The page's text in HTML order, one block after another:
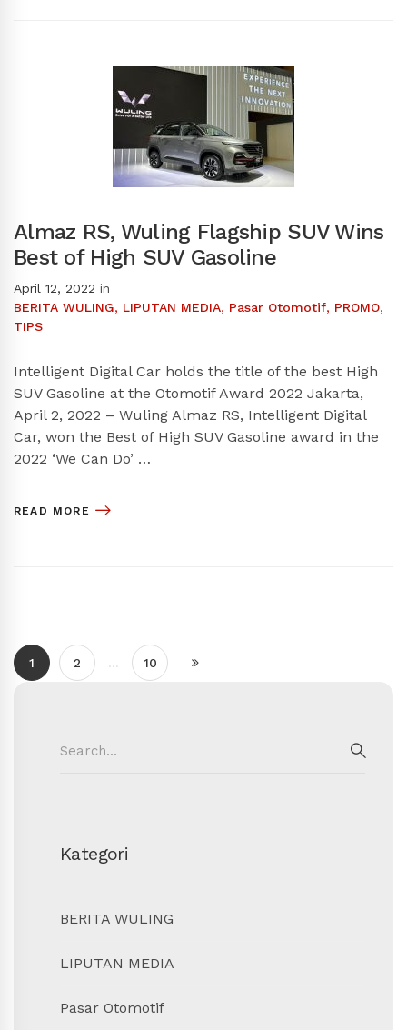
Almaz RS, Wuling Flagship SUV Wins
Best of High SUV Gasoline
April 12, 2022 in
BERITA WULING, LIPUTAN MEDIA, Pasar Otomotif, PROMO,
TIPS
Intelligent Digital Car holds the title of the best High
SUV Gasoline at the Otomotif Award 2022 Jakarta,
April 2, 2022 – Wuling Almaz RS, Intelligent Digital
Car, won the Best of High SUV Gasoline award in the
2022 ‘We Can Do’ …
READ MORE
1 2 … 10
for:
Kategori
BERITA WULING
LIPUTAN MEDIA
Pasar Otomotif